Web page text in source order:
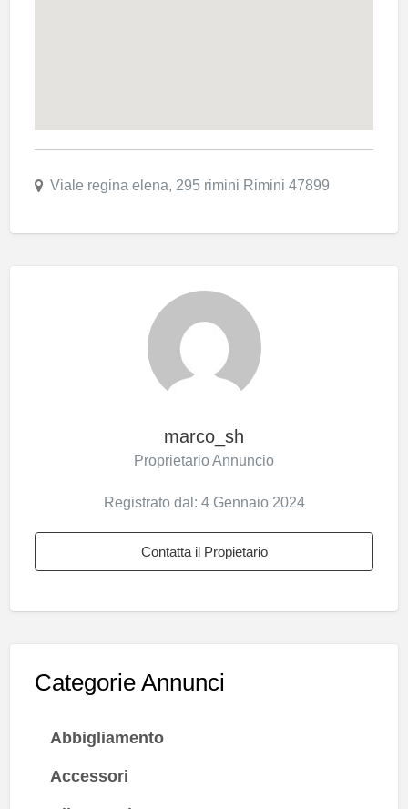
Viale regina elena, 295 rimini Rimini 47899
marco_sh
Proprietario Annuncio
Registrato dal: 4 Gennaio 2024
Contatta il Propietario
Categorie Annunci
Abbigliamento
Accessori